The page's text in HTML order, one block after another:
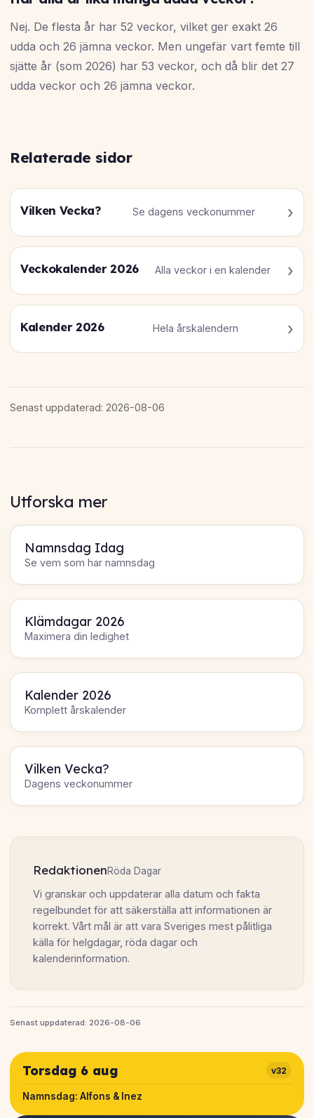
Nej. De flesta år har 52 veckor, vilket ger exakt 26
udda och 26 jämna veckor. Men ungefär vart femte till
sjätte år (som 2026) har 53 veckor, och då blir det 27
udda veckor och 26 jämna veckor.
Relaterade sidor
Vilken Vecka? Se dagens veckonummer
Veckokalender 2026 Alla veckor i en kalender
Kalender 2026 Hela årskalendern
Senast uppdaterad: 2026-08-06
Utforska mer
Namnsdag Idag
Se vem som har namnsdag
Klämdagar 2026
Maximera din ledighet
Kalender 2026
Komplett årskalender
Vilken Vecka?
Dagens veckonummer
RedaktionenRöda Dagar
Vi granskar och uppdaterar alla datum och fakta
regelbundet för att säkerställa att informationen är
korrekt. Vårt mål är att vara Sveriges mest pålitliga
källa för helgdagar, röda dagar och
kalenderinformation.
Senast uppdaterad: 2026-08-06
Torsdag 6 aug v32
Namnsdag: Alfons & Inez